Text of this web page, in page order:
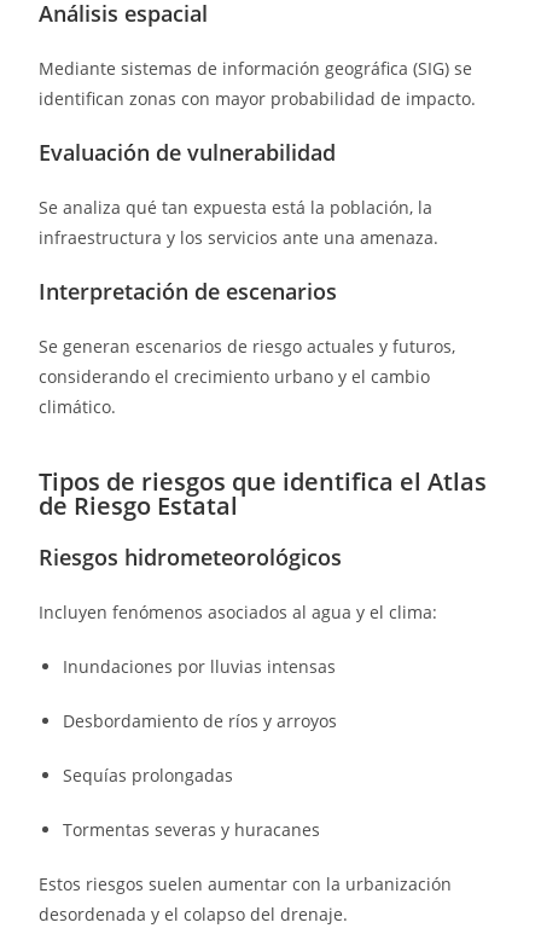
Análisis espacial
Mediante sistemas de información geográfica (SIG) se
identifican zonas con mayor probabilidad de impacto.
Evaluación de vulnerabilidad
Se analiza qué tan expuesta está la población, la
infraestructura y los servicios ante una amenaza.
Interpretación de escenarios
Se generan escenarios de riesgo actuales y futuros,
considerando el crecimiento urbano y el cambio
climático.
Tipos de riesgos que identifica el Atlas
de Riesgo Estatal
Riesgos hidrometeorológicos
Incluyen fenómenos asociados al agua y el clima:
Inundaciones por lluvias intensas
Desbordamiento de ríos y arroyos
Sequías prolongadas
Tormentas severas y huracanes
Estos riesgos suelen aumentar con la urbanización
desordenada y el colapso del drenaje.